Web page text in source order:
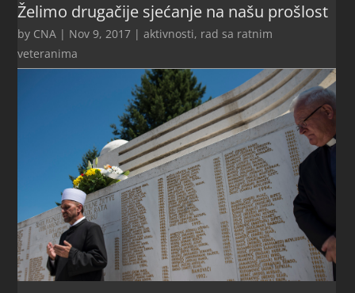
Želimo drugačije sjećanje na našu prošlost
by CNA | Nov 9, 2017 |aktivnosti, rad sa ratnim
veteranima